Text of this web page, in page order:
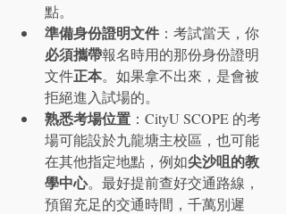
點。
準備身份證明文件 ：考試當天，你
必須攜帶報名時用的那份身份證明
文件正本。如果拿不出來，是會被
拒絕進入試場的。
熟悉考場位置 ：CityU SCOPE 的考
場可能設於九龍塘主校區，也可能
在其他指定地點，例如尖沙咀的教
學中心。最好提前查好交通路線，
預留充足的交通時間，千萬別遲